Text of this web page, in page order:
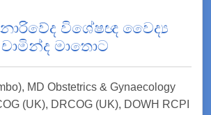
නාරිවේද විශේෂඥ වෛද්‍ය
චාමින්ද මාතොට
MD Obstetrics & Gynaecology
(UK), DRCOG (UK), DOWH RCPI